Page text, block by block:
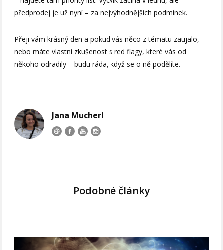
předprodej je už nyní – za nejvýhodnějších podmínek.
Přeji vám krásný den a pokud vás něco z tématu zaujalo,
nebo máte vlastní zkušenost s red flagy, které vás od
někoho odradily – budu ráda, když se o ně podělíte.
Jana Mucherl
Podobné články